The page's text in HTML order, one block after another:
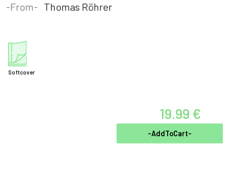
-From- Thomas Röhrer
Softcover
19.99 €
-AddToCart-